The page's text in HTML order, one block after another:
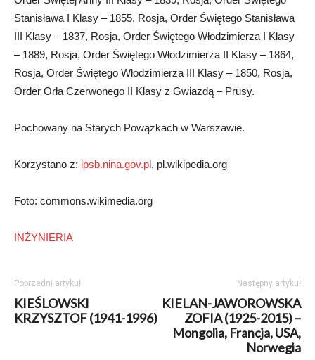
Stanisława I Klasy – 1855, Rosja, Order Świętego Stanisława
III Klasy – 1837, Rosja, Order Świętego Włodzimierza I Klasy
– 1889, Rosja, Order Świętego Włodzimierza II Klasy – 1864,
Rosja, Order Świętego Włodzimierza III Klasy – 1850, Rosja,
Order Orła Czerwonego II Klasy z Gwiazdą – Prusy.
Pochowany na Starych Powązkach w Warszawie.
Korzystano z: ipsb.nina.gov.pl, pl.wikipedia.org
Foto: commons.wikimedia.org
INŻYNIERIA
Poprzedni artykuł
KIEŚLOWSKI
KRZYSZTOF (1941-1996)
Następny artykuł
KIELAN-JAWOROWSKA
ZOFIA (1925-2015) –
Mongolia, Francja, USA,
Norwegia